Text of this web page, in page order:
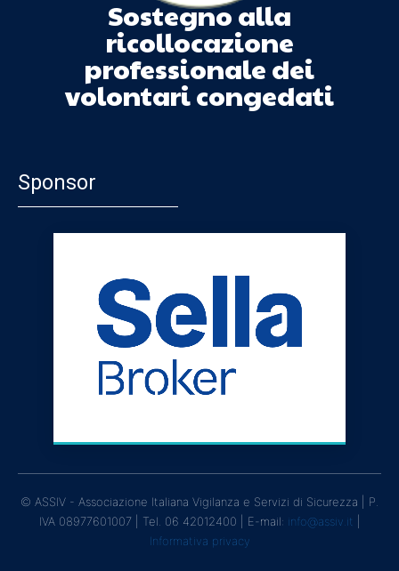
Sostegno alla
ricollocazione
professionale dei
volontari congedati
Sponsor
© ASSIV - Associazione Italiana Vigilanza e Servizi di Sicurezza | P.
IVA 08977601007 | Tel. 06 42012400 | E-mail: info@assiv.it
Informativa privacy